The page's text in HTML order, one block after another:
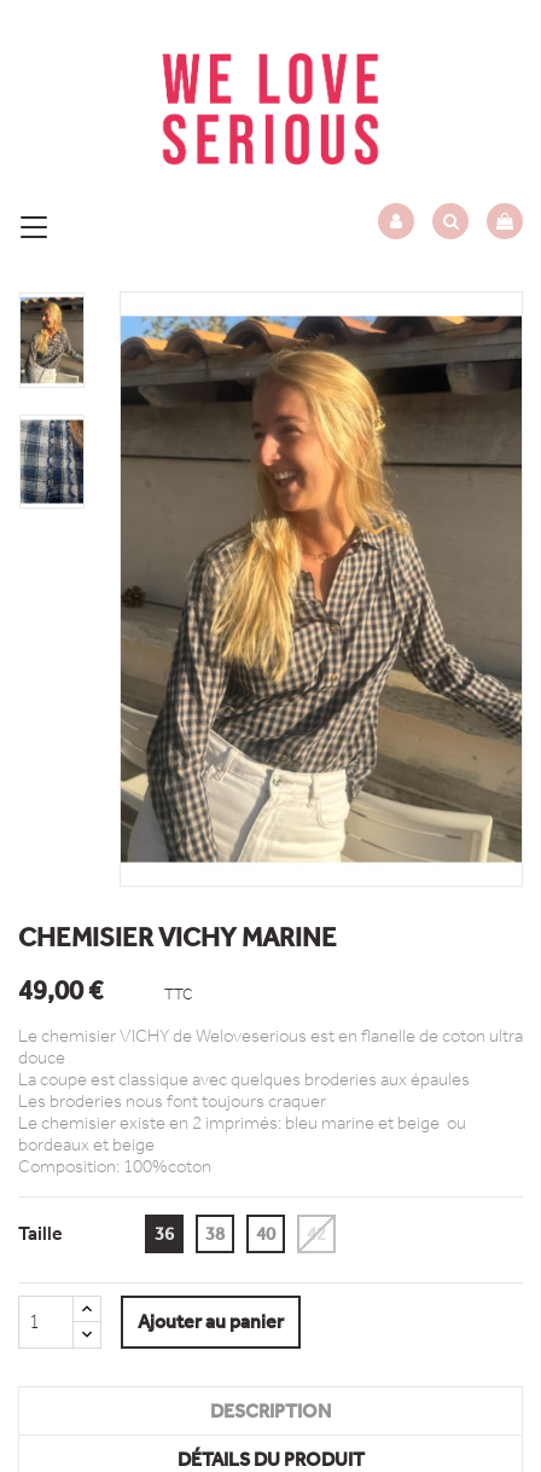
CHEMISIER VICHY MARINE
49,00 €
TTC
Le chemisier VICHY de Weloveserious est en flanelle de coton ultra
douce
La coupe est classique avec quelques broderies aux épaules
Les broderies nous font toujours craquer
Le chemisier existe en 2 imprimés: bleu marine et beige ou
bordeaux et beige
Composition: 100%coton
Taille 36 38 40 42
Ajouter au panier
DESCRIPTION
DÉTAILS DU PRODUIT